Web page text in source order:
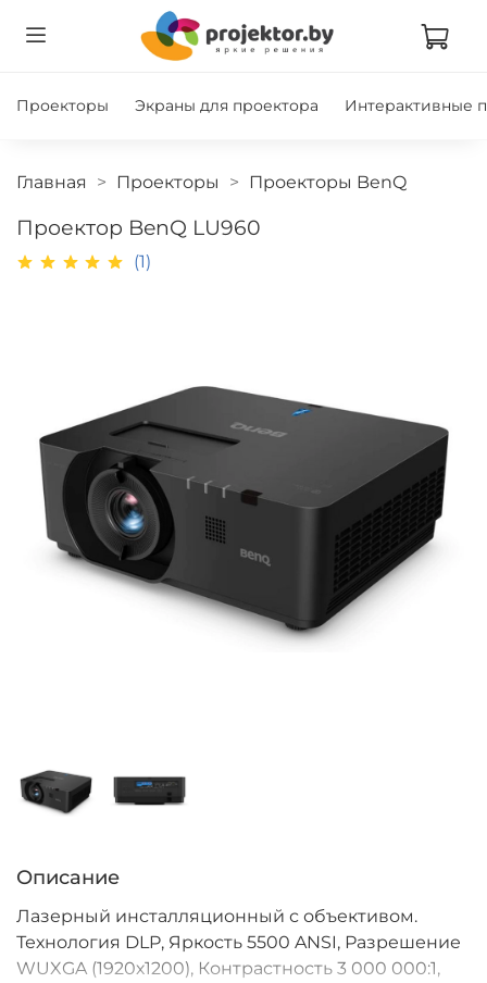
Проекторы Экраны для проектора Интерактивные
Главная Проекторы Проекторы BenQ
Проектор BenQ LU960
(1)
Описание
Лазерный инсталляционный с объективом.
Технология DLP, Яркость 5500 ANSI, Разрешение
WUXGA (1920х1200), Контрастность 3 000 000:1,